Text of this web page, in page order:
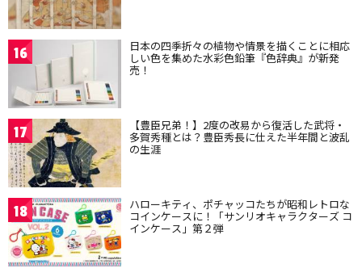
16 日本の四季折々の植物や情景を描くことに相応
しい色を集めた水彩色鉛筆『色辞典』が新発
売！
17 【豊臣兄弟！】2度の改易から復活した武将・
多賀秀種とは？豊臣秀長に仕えた半年間と波乱
の生涯
18 ハローキティ、ポチャッコたちが昭和レトロな
コインケースに！「サンリオキャラクターズ コ
インケース」第２弾